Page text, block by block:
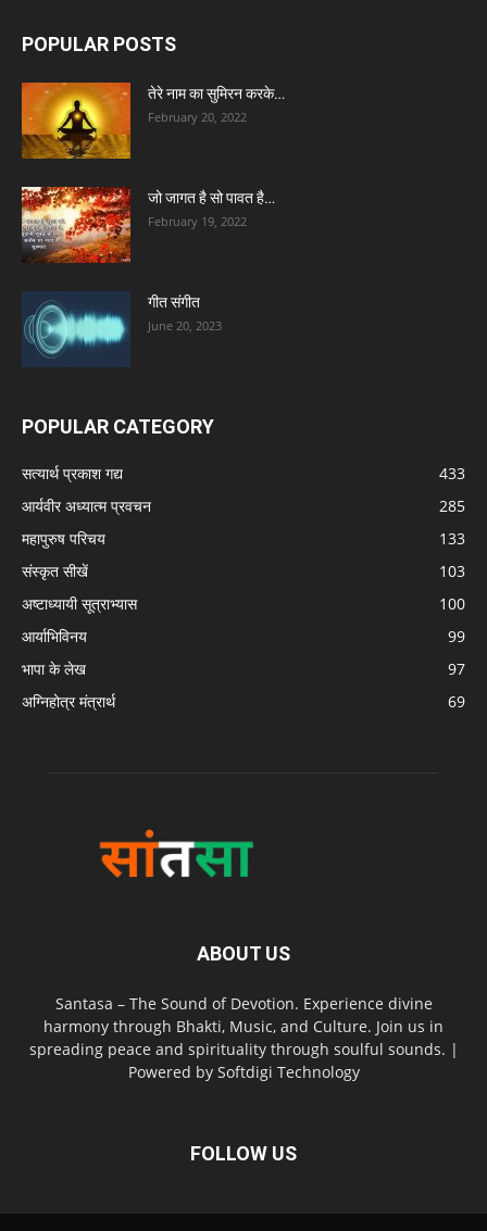
POPULAR POSTS
तेरे नाम का सुमिरन करके…
February 20, 2022
जो जागत है सो पावत है…
February 19, 2022
गीत संगीत
June 20, 2023
POPULAR CATEGORY
सत्यार्थ प्रकाश गद्य
433
आर्यवीर अध्यात्म प्रवचन
285
महापुरुष परिचय
133
संस्कृत सीखें
103
अष्टाध्यायी सूत्राभ्यास
100
आर्याभिविनय
99
भापा के लेख
97
अग्निहोत्र मंत्रार्थ
69
ABOUT US
Santasa – The Sound of Devotion. Experience divine
harmony through Bhakti, Music, and Culture. Join us in
spreading peace and spirituality through soulful sounds. |
Powered by Softdigi Technology
FOLLOW US